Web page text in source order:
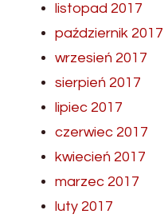
listopad 2017
październik 2017
wrzesień 2017
sierpień 2017
lipiec 2017
czerwiec 2017
kwiecień 2017
marzec 2017
luty 2017